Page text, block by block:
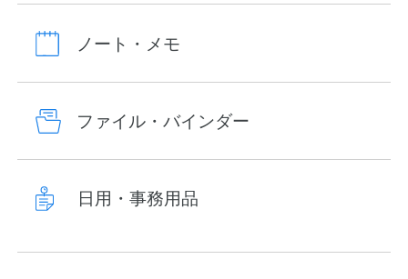
ノート・メモ
ファイル・バインダー
日用・事務用品